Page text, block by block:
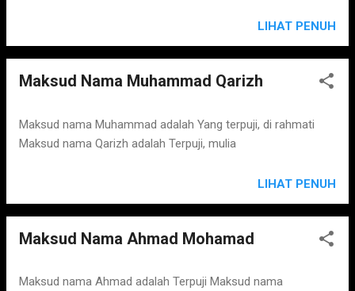
LIHAT PENUH
Maksud Nama Muhammad Qarizh
Maksud nama Muhammad adalah Yang terpuji, di rahmati
Maksud nama Qarizh adalah Terpuji, mulia
LIHAT PENUH
Maksud Nama Ahmad Mohamad
Maksud nama Ahmad adalah Terpuji Maksud nama